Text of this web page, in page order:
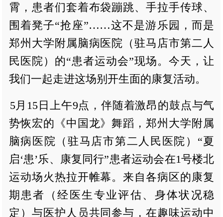
霄，患者们套着布袋蹦跳、手拉手传球、
围着凳子“抢座”……这不是游乐园，而是
郑州大学附属脑病医院（驻马店市第二人
民医院）的“患者运动会”现场。今天，让
我们一起走进这场别开生面的康复活动。
5月15日上午9点，伴随着激昂的鼓点与气
势恢宏的《中国龙》舞蹈，郑州大学附属
脑病医院（驻马店市第二人民医院）“夏
启‘患’乐、康复同行”患者运动会在1号楼北
运动场火热拉开帷幕。来自各病区的康复
期患者（经医生专业评估、身体状况稳
定）与医护人员共同参与，在趣味运动中